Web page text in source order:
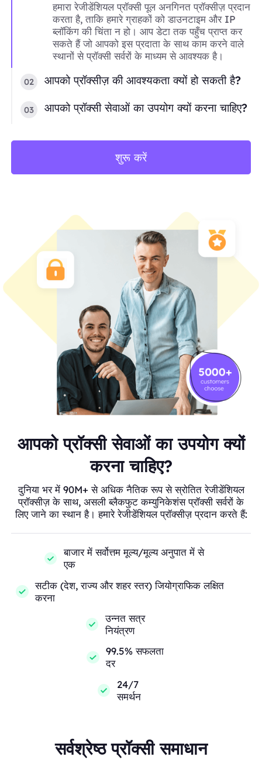
हमारा रेजीडेंशियल प्रॉक्सी पूल अनगिनत प्रॉक्सीज़ प्रदान
करता है, ताकि हमारे ग्राहकों को डाउनटाइम और IP
ब्लॉकिंग की चिंता न हो। आप डेटा तक पहुँच प्राप्त कर
सकते हैं जो आपको इस प्रदाता के साथ काम करने वाले
स्थानों से प्रॉक्सी सर्वरों के माध्यम से आवश्यक है।
02 आपको प्रॉक्सीज़ की आवश्यकता क्यों हो सकती है?
03 आपको प्रॉक्सी सेवाओं का उपयोग क्यों करना चाहिए?
शुरू करें
आपको प्रॉक्सी सेवाओं का उपयोग क्यों
करना चाहिए?
दुनिया भर में 90M+ से अधिक नैतिक रूप से स्रोतित रेजीडेंशियल
प्रॉक्सीज़ के साथ, असली ब्लैकफुट कम्युनिकेशंस प्रॉक्सी सर्वरों के
लिए जाने का स्थान है। हमारे रेजीडेंशियल प्रॉक्सीज़ प्रदान करते हैं:
बाजार में सर्वोत्तम मूल्य/मूल्य अनुपात में से
एक
सटीक (देश, राज्य और शहर स्तर) जियोग्राफिक लक्षित
करना
उन्नत सत्र
नियंत्रण
99.5% सफलता
दर
24/7
समर्थन
सर्वश्रेष्ठ प्रॉक्सी समाधान